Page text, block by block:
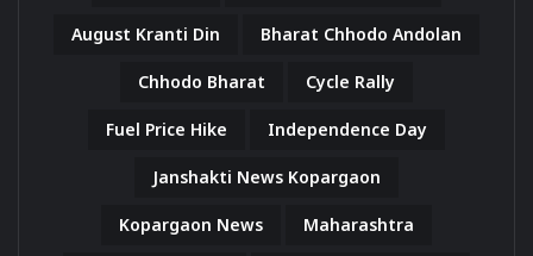
August Kranti Din Bharat Chhodo Andolan
Chhodo Bharat Cycle Rally
Fuel Price Hike Independence Day
Janshakti News Kopargaon
Kopargaon News Maharashtra